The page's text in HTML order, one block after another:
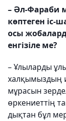
– Әл-Фараби
көптеген іс-
осы
енгізіле ме?
– Ұлыларды
халқымыздың
мұрасын
өркениеттің
дық­­тан бұл